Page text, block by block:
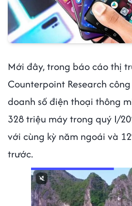
Mới đây, trong báo cáo thị
Counterpoint Research
doanh số điện thoại thông
328 triệu máy trong quý I/
với cùng kỳ năm ngoái và
trước.